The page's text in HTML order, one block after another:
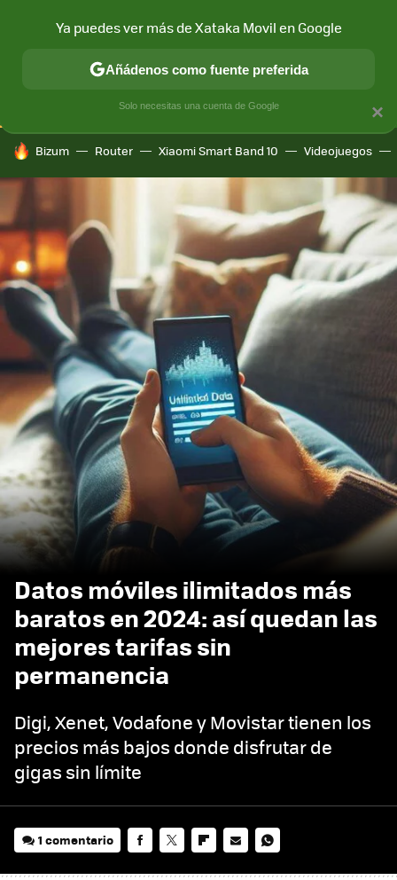
CONECTIVIDAD MÓVIL Y SOCIEDAD APLICACIONES
HOY SE HABLA DE
Bizum Router Xiaomi Smart Band 10 Videojuegos
Datos móviles ilimitados más
baratos en 2024: así quedan las
mejores tarifas sin
permanencia
Digi, Xenet, Vodafone y Movistar tienen los
precios más bajos donde disfrutar de
gigas sin límite
1 comentario
×
Ya puedes ver más de Xataka Movil en Google
Añádenos como fuente preferida
Solo necesitas una cuenta de Google